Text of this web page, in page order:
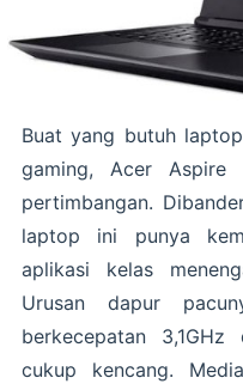
Buat yang butuh
gaming, Acer
pertimbangan.
laptop ini punya
aplikasi kelas
Urusan dapur
berkecepatan
cukup kencang.